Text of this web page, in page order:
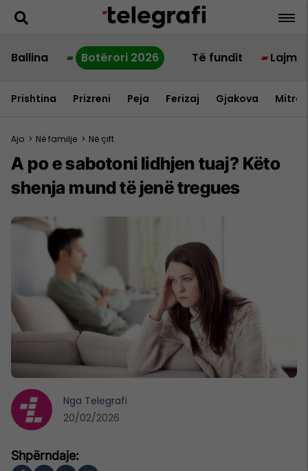
Ballina Botërori 2026 Të fundit Lajme
Prishtina Prizreni Peja Ferizaj Gjakova
Ajo > Në familje > Në çift
A po e sabotoni lidhjen tuaj? Këto
shenja mund të jenë tregues
Nga Telegrafi
20/02/2026